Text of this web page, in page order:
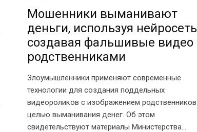
Мошенники выманивают
деньги, используя
создавая фальшивые видео
родственниками
Злоумышленники применяют современные
технологии для создания поддельных
видеороликов с изображением
целью выманивания денег. Об этом
свидетельствуют материалы Министерства...